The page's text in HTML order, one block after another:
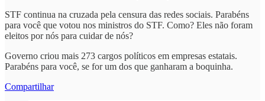
STF continua na cruzada pela censura das redes sociais. Parabéns
para você que votou nos ministros do STF. Como? Eles não foram
eleitos por nós para cuidar de nós?
Governo criou mais 273 cargos políticos em empresas estatais.
Parabéns para você, se for um dos que ganharam a boquinha.
Compartilhar